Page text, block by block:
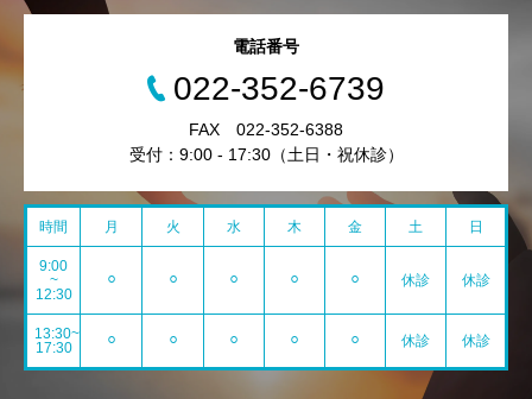
電話番号
022-352-6739
FAX 022-352-6388
受付：9:00 - 17:30（土日・祝休診）
時間 月 火 水 木 金 土 日
9:00
~
12:30
⚪︎ ⚪︎ ⚪︎ ⚪︎ ⚪︎ 休診 休診
13:30~
17:30
⚪︎ ⚪︎ ⚪︎ ⚪︎ ⚪︎ 休診 休診